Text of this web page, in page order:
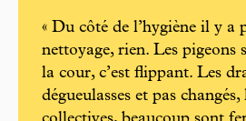
« Du côté de l’hygiène il y a
nettoyage, rien. Les pigeons
la cour, c’est flippant. Les
dégueulasses et pas